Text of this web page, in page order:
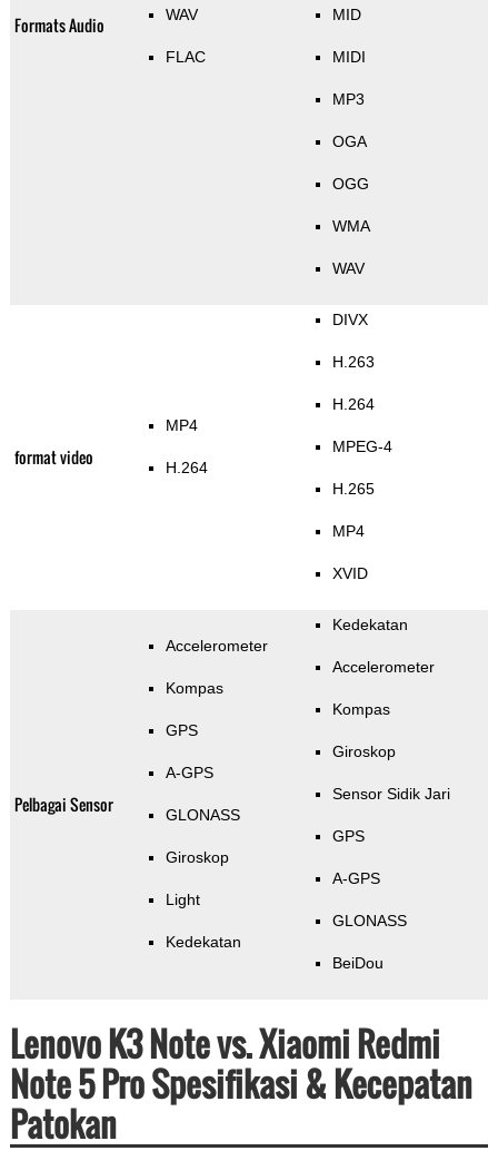
Formats Audio WAV
FLAC
MID
MIDI
MP3
OGA
OGG
WMA
WAV
format video
MP4
H.264
DIVX
H.263
H.264
MPEG-4
H.265
MP4
XVID
Pelbagai Sensor
Accelerometer
Kompas
GPS
A-GPS
GLONASS
Giroskop
Light
Kedekatan
Kedekatan
Accelerometer
Kompas
Giroskop
Sensor Sidik Jari
GPS
A-GPS
GLONASS
BeiDou
Lenovo K3 Note vs. Xiaomi Redmi
Note 5 Pro Spesifikasi & Kecepatan
Patokan